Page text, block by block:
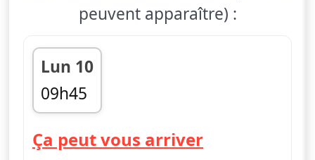
peuvent apparaître) :
Lun 10
09h45
fin 11h30
Ça peut vous arriver— Ça peut